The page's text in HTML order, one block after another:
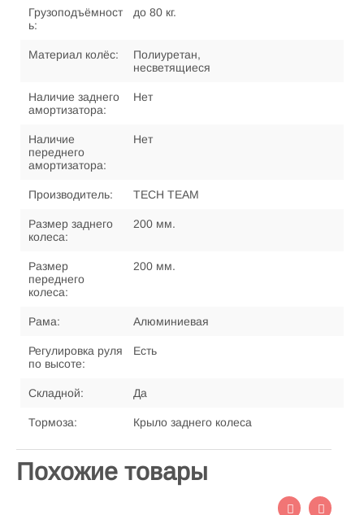
Грузоподъёмност
ь:
до 80 кг.
Материал колёс:
Полиуретан,
несветящиеся
Наличие заднего
амортизатора:
Нет
Наличие
переднего
амортизатора:
Нет
Производитель: TECH TEAM
Размер заднего
колеса:
200 мм.
Размер
переднего
колеса:
200 мм.
Рама: Алюминиевая
Регулировка руля
по высоте:
Есть
Складной: Да
Тормоза: Крыло заднего колеса
Похожие товары